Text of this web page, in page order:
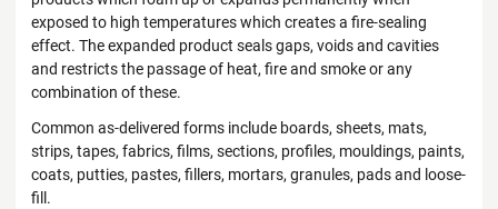
exposed to high temperatures which creates a fire-sealing
effect. The expanded product seals gaps, voids and cavities
and restricts the passage of heat, fire and smoke or any
combination of these.
Common as-delivered forms include boards, sheets, mats,
strips, tapes, fabrics, films, sections, profiles, mouldings, paints,
coats, putties, pastes, fillers, mortars, granules, pads and loose-
fill.